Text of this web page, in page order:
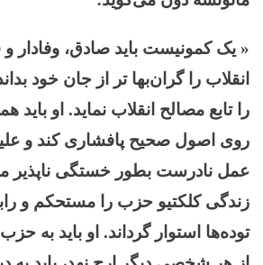
« یک کمونیست باید صادق، وفادار
انقلاب را گران‌بها تر از جان خود
را تابع مصالح انقلاب نماید. او باید
روی اصول صحیح پافشاری کند و
عمل نادرست بطور خستگی ناپذیر
زندگی کلکتیو حزب را مستحکم و
توده‌ها استوار گرداند. او باید به